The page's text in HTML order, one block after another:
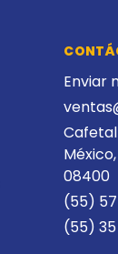
Enviar
Cafetal
08400
(55)
(55) 35